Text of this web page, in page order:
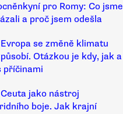
pro Romy: Co jsme
a proč jsem odešla
Evropa se změně klimatu
Otázkou je kdy, jak a
příčinami
Ceuta jako nástroj
boje. Jak krajní